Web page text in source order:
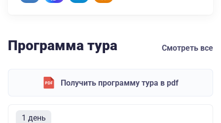
Программа тура Смотреть все
Получить программу тура в pdf
1 день